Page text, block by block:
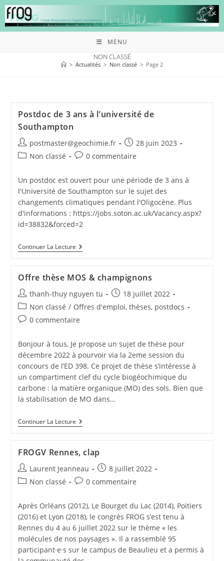
MENU
NON CLASSÉ
> Actualités > Non classé > Page 2
Postdoc de 3 ans à l’université de
Southampton
postmaster@geochimie.fr
28 juin 2023
Non classé
0 commentaire
Un postdoc est ouvert pour une période de 3 ans à
l'Université de Southampton sur le sujet des
changements climatiques pendant l'Oligocène. Plus
d'informations : https://jobs.soton.ac.uk/Vacancy.aspx?
id=38832&forced=2
Continuer La Lecture
Offre thèse MOS & champignons
thanh-thuy nguyen tu
18 juillet 2022
Non classé / Offres d'emploi, thèses, postdocs
0 commentaire
Bonjour à tous, Je propose un sujet de thèse pour
décembre 2022 à pourvoir via la 2eme session du
concours de l’ED 398. Ce projet de thèse s’intéresse à
un compartiment clef du cycle biogéochimique du
carbone : la matière organique (MO) des sols. Bien que
la stabilisation de MO dans…
Continuer La Lecture
FROGV Rennes, clap
Laurent Jeanneau
8 juillet 2022
Non classé
0 commentaire
Après Orléans (2012), Le Bourget du Lac (2014), Poitiers
(2016) et Lyon (2018), le congrès FROG s’est tenu à
Rennes du 4 au 6 juillet 2022 sur le thème « les
molécules de nos paysages ». Il a rassemblé 95
participant·e·s sur le campus de Beaulieu et a permis à